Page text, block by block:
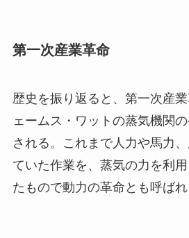
第一次産業革命
歴史を振り返ると、第一次産
ェームス・ワットの蒸気機関
される。これまで人力や馬力
ていた作業を、蒸気の力を利
たもので動力の革命とも呼ばれ